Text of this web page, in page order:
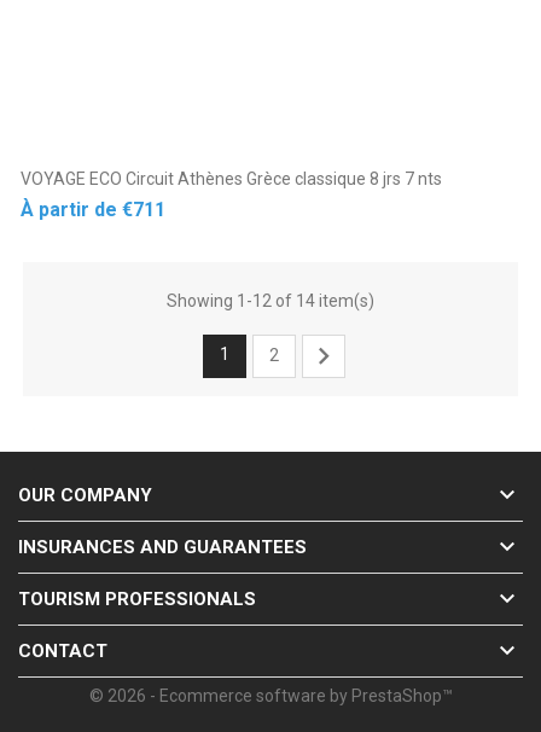
VOYAGE ECO Circuit Athènes Grèce classique 8 jrs 7 nts
Price
À partir de €711
Showing 1-12 of 14 item(s)
1 2 
OUR COMPANY 
INSURANCES AND GUARANTEES 
TOURISM PROFESSIONALS 
CONTACT 
© 2026 - Ecommerce software by PrestaShop™